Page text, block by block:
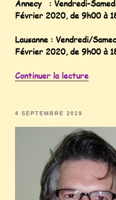
Annecy : Vendredi-
Février 2020, de 9h00 à
Lausanne : Vendredi/
Février 2020, de 9h00 à
Continuer la lecture
4 SEPTEMBRE 2019